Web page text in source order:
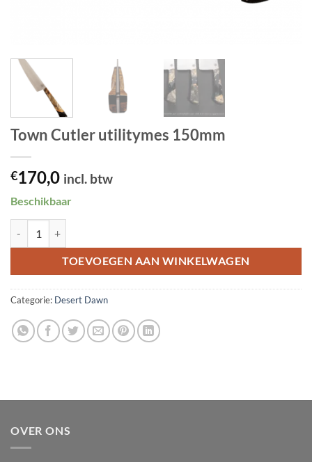
Town Cutler utilitymes 150mm
€170,0 incl. btw
Beschikbaar
TOEVOEGEN AAN WINKELWAGEN
Categorie: Desert Dawn
OVER ONS